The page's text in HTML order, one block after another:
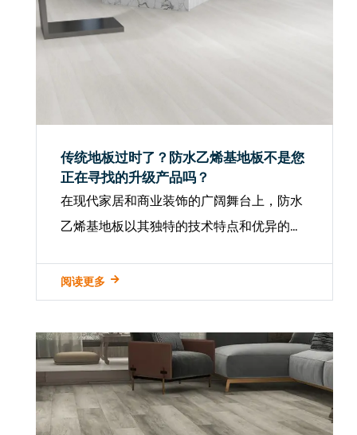
传统地板过时了？防水乙烯基地板不是您
正在寻找的升级产品吗？
在现代家居和商业装饰的广阔舞台上，防水
乙烯基地板以其独特的技术特点和优异的性
不仅颠覆了传统地板的局限性，还在防水、
耐用、美观等方面树立了新标杆。 核心优势
防水乙烯基地板 在于...
阅读更多